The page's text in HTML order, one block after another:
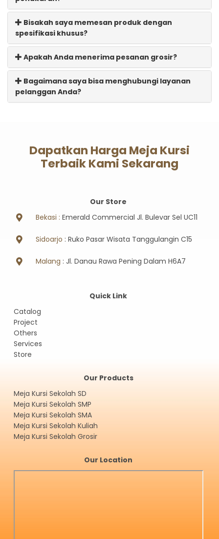
Bisakah saya memesan produk dengan
spesifikasi khusus?
Apakah Anda menerima pesanan grosir?
Bagaimana saya bisa menghubungi layanan
pelanggan Anda?
Dapatkan Harga Meja Kursi
Terbaik Kami Sekarang
Our Store
Bekasi : Emerald Commercial Jl. Bulevar Sel UC11
Sidoarjo : Ruko Pasar Wisata Tanggulangin C15
Malang : Jl. Danau Rawa Pening Dalam H6A7
Quick Link
Catalog
Project
Others
Services
Store
Our Products
Meja Kursi Sekolah SD
Meja Kursi Sekolah SMP
Meja Kursi Sekolah SMA
Meja Kursi Sekolah Kuliah
Meja Kursi Sekolah Grosir
Our Location